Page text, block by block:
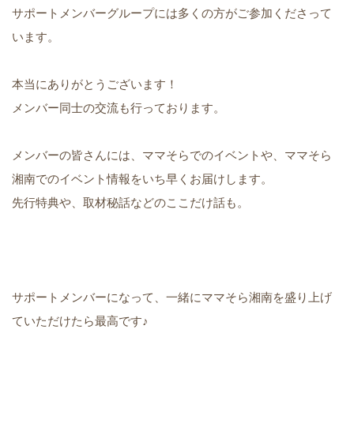
サポートメンバーグループには多くの方がご参加くださって
います。
本当にありがとうございます！
メンバー同士の交流も行っております。
メンバーの皆さんには、ママそらでのイベントや、ママそら
湘南でのイベント情報をいち早くお届けします。
先行特典や、取材秘話などのここだけ話も。
サポートメンバーになって、一緒にママそら湘南を盛り上げ
ていただけたら最高です♪